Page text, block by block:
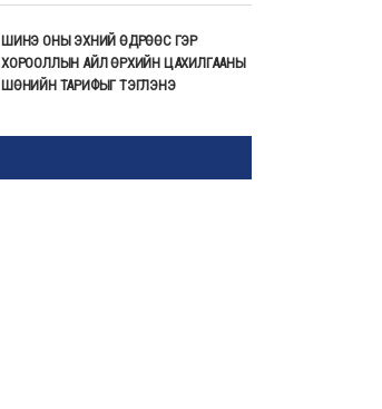
ШИНЭ ОНЫ ЭХНИЙ ӨДРӨӨС ГЭР
ХОРООЛЛЫН АЙЛ ӨРХИЙН ЦАХИЛГААНЫ
ШӨНИЙН ТАРИФЫГ ТЭГЛЭНЭ